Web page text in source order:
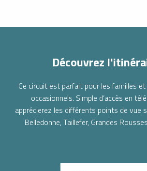
Découvrez
Ce circuit est parfait pour les familles
occasionnels. Simple d’accès en
apprécierez les différents points de vue
Belledonne, Taillefer, Grandes